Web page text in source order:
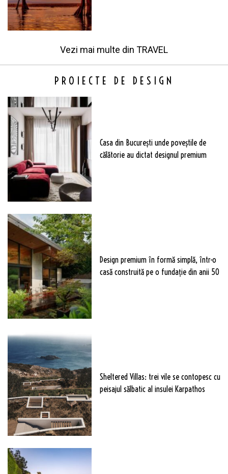
Vezi mai multe din TRAVEL
PROIECTE DE DESIGN
Casa din București unde poveștile de
călătorie au dictat designul premium
Design premium în formă simplă, într-o
casă construită pe o fundație din anii 50
Sheltered Villas: trei vile se contopesc cu
peisajul sălbatic al insulei Karpathos